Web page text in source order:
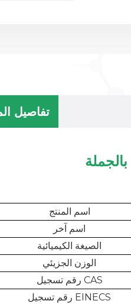
تفاصيل
اسم المنتج
اسم آخر
الصيغة الكيميائية
الوزن الجزيئي
رقم تسجيل CAS
رقم تسجيل EINECS